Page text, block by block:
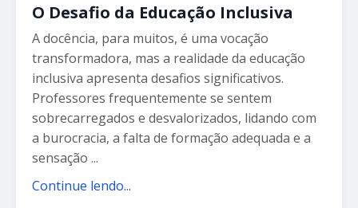
O Desafio da Educação Inclusiva
A docência, para muitos, é uma vocação
transformadora, mas a realidade da educação
inclusiva apresenta desafios significativos.
Professores frequentemente se sentem
sobrecarregados e desvalorizados, lidando com
a burocracia, a falta de formação adequada e a
sensação ...
Continue lendo...